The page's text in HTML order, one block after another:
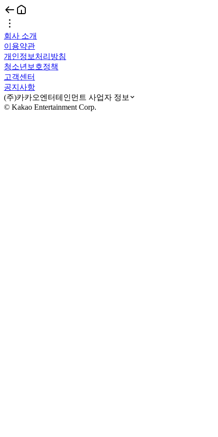
회사 소개
이용약관
개인정보처리방침
청소년보호정책
고객센터
공지사항
(주)카카오엔터테인먼트 사업자 정보
© Kakao Entertainment Corp.